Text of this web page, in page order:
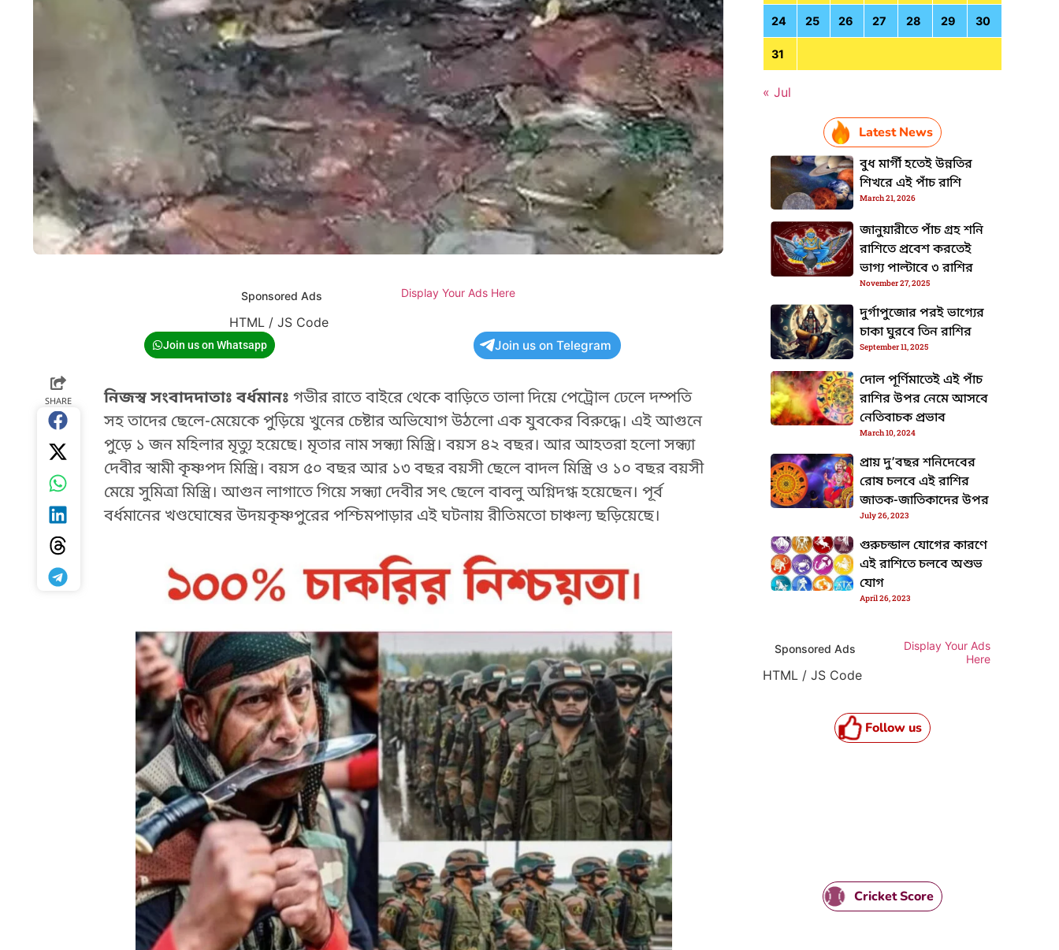
Sponsored Ads Display Your Ads Here
HTML / JS Code HTML / JS Code
Join us on Whatsapp Join us on Telegram
SHARE নিজস্ব সংবাদদাতাঃ বর্ধমানঃ গভীর রাতে বাইরে থেকে বাড়িতে তালা দিয়ে পেট্রোল ঢেলে দম্পতি
সহ তাদের ছেলে-মেয়েকে পুড়িয়ে খুনের চেষ্টার অভিযোগ উঠলো এক যুবকের বিরুদ্ধে। এই আগুনে
পুড়ে ১ জন মহিলার মৃত্যু হয়েছে। মৃতার নাম সন্ধ্যা মিস্ত্রি। বয়স ৪২ বছর। আর আহতরা হলো সন্ধ্যা
দেবীর স্বামী কৃষ্ণপদ মিস্ত্রি। বয়স ৫০ বছর আর ১৩ বছর বয়সী ছেলে বাদল মিস্ত্রি ও ১০ বছর বয়সী
মেয়ে সুমিত্রা মিস্ত্রি। আগুন লাগাতে গিয়ে সন্ধ্যা দেবীর সৎ ছেলে বাবলু অগ্নিদগ্ধ হয়েছেন। পূর্ব
বর্ধমানের খণ্ডঘোষের উদয়কৃষ্ণপুরের পশ্চিমপাড়ার এই ঘটনায় রীতিমতো চাঞ্চল্য ছড়িয়েছে।
24 25 26 27 28 29 30
31
« Jul
Latest News
বুধ মার্গী হতেই উন্নতির
শিখরে এই পাঁচ রাশি
March 21, 2026
জানুয়ারীতে পাঁচ গ্রহ শনি
রাশিতে প্রবেশ করতেই
ভাগ্য পাল্টাবে ৩ রাশির
November 27, 2025
দুর্গাপুজোর পরই ভাগ্যের
চাকা ঘুরবে তিন রাশির
September 11, 2025
দোল পূর্ণিমাতেই এই পাঁচ
রাশির উপর নেমে আসবে
নেতিবাচক প্রভাব
March 10, 2024
প্রায় দু’বছর শনিদেবের
রোষ চলবে এই রাশির
জাতক-জাতিকাদের উপর
July 26, 2023
গুরুচন্ডাল যোগের কারণে
এই রাশিতে চলবে অশুভ
যোগ
April 26, 2023
Sponsored Ads
Display Your Ads
Here
HTML / JS Code HTML / JS Code
Follow us
Cricket Score